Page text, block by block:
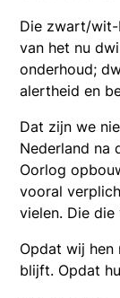
Die zwart/wit-
van het nu
onderhoud;
alertheid en
Dat zijn we
Nederland na
Oorlog
vooral
vielen. Die
Opdat wij hen
blijft. Opdat